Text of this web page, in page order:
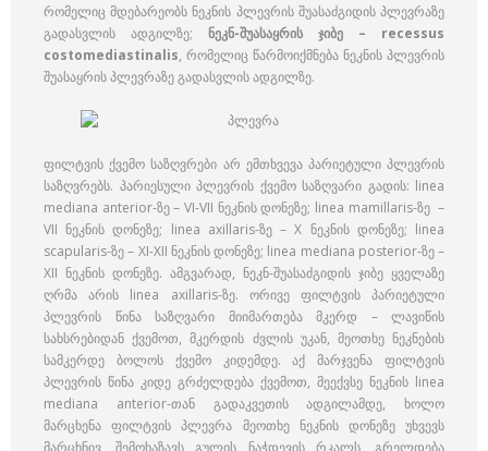
რომელიც მდებარეობს ნეკნის პლევრის შუასაძგიდის პლევრაზე
გადასვლის ადგილზე; ნეკნ-შუასაყრის ჯიბე – recessus
costomediastinalis, რომელიც წარმოიქმნება ნეკნის პლევრის
შუასაყრის პლევრაზე გადასვლის ადგილზე.
ფილტვის ქვემო საზღვრები არ ემთხვევა პარიეტული პლევრის
საზღვრებს. პარიესული პლევრის ქვემო საზღვარი გადის: linea
mediana anterior-ზე – VI-VII ნეკნის დონეზე; linea mamillaris-ზე –
VII ნეკნის დონეზე; linea axillaris-ზე – X ნეკნის დონეზე; linea
scapularis-ზე – XI-XII ნეკნის დონეზე; linea mediana posterior-ზე –
XII ნეკნის დონეზე. ამგვარად, ნეკნ-შუასაძგიდის ჯიბე ყველაზე
ღრმა არის linea axillaris-ზე. ორივე ფილტვის პარიეტული
პლევრის წინა საზღვარი მიიმართება მკერდ – ლავიწის
სახსრებიდან ქვემოთ, მკერდის ძვლის უკან, მეოთხე ნეკნების
სამკერდე ბოლოს ქვემო კიდემდე. აქ მარჯვენა ფილტვის
პლევრის წინა კიდე გრძელდება ქვემოთ, მეექვსე ნეკნის linea
mediana anterior-თან გადაკვეთის ადგილამდე, ხოლო
მარცხენა ფილტვის პლევრა მეოთხე ნეკნის დონეზე უხვევს
მარცხნივ, შემოხაზავს გულის ნაჭდევის რკალს, გრელდება